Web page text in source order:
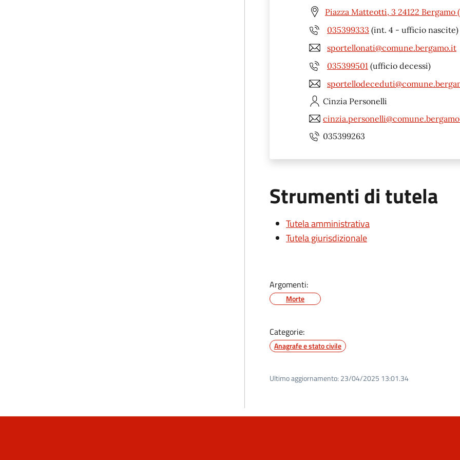
Piazza Matteotti, 3 24122 Bergamo
035399333 (int. 4 - ufficio nascite)
sportellonati@comune.bergamo.it
035399501 (ufficio decessi)
Cinzia Personelli
035399263
Strumenti di tutela
Tutela amministrativa
Tutela giurisdizionale
Argomenti:
Morte
Categorie:
Anagrafe e stato civile
Ultimo aggiornamento: 23/04/2025 13:01.34